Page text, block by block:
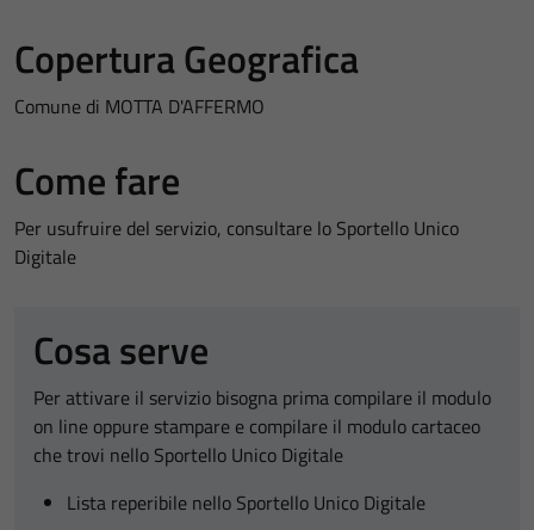
Copertura Geografica
Comune di MOTTA D'AFFERMO
Come fare
Per usufruire del servizio, consultare lo Sportello Unico
Digitale
Cosa serve
Per attivare il servizio bisogna prima compilare il modulo
on line oppure stampare e compilare il modulo cartaceo
che trovi nello Sportello Unico Digitale
Lista reperibile nello Sportello Unico Digitale